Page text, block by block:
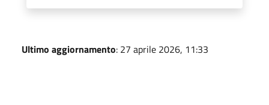
Ultimo aggiornamento: 27 aprile 2026, 11:33